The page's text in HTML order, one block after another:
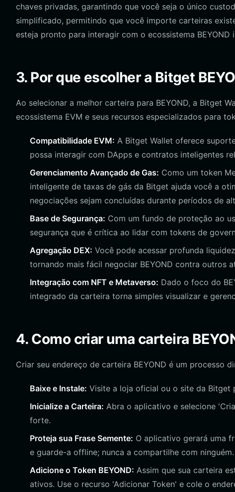
chaves privadas, garantindo que você seja o único
simplificado, permitindo que você importe carteiras
esteja pronto para interagir com o ecossistema BEYOND
3. Por que escolher a Bitget
Ao selecionar a melhor carteira para BEYOND, a Bitget
ecossistema EVM e seus recursos especializados para
Compatibilidade EVM: A Bitget Wallet oferece
possa interagir com DApps e contratos inteligentes
Gerenciamento Avançado de Gas: Como um token
inteligente de taxas de gás da Bitget ajuda você a
negociações sejam concluídas durante períodos de
Base de Segurança: Com um fundo de proteção ao
segurança que é crítica ao lidar com tokens de
Agregação DEX: Você pode acessar profunda
tornando mais fácil negociar BEYOND contra outros
Integração com NFT e Metaverso: Dado o foco do
integrado da carteira torna simples visualizar e
4. Como criar uma carteira
Criar seu endereço de carteira BEYOND é um processo
Baixe e Instale: Visite a loja oficial ou o site da Bitget
Inicialize a Carteira: Abra o aplicativo e selecione
forte.
Proteja sua Frase Semente: O aplicativo gerará uma
e guarde-a offline; nunca a compartilhe com ninguém.
Adicione o Token BEYOND: Assim que sua carteira
ativos. Use o recurso 'Adicionar Token' e cole o